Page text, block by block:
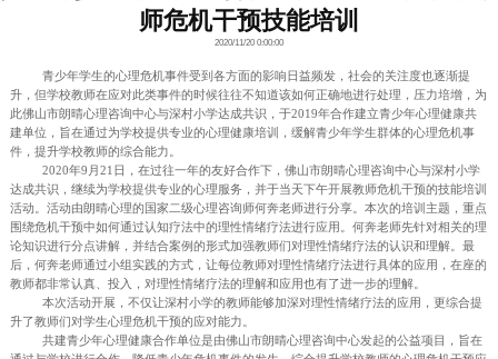
电影/书籍推荐 心理测试推
共建青少年心理健康合作
师危机干预技